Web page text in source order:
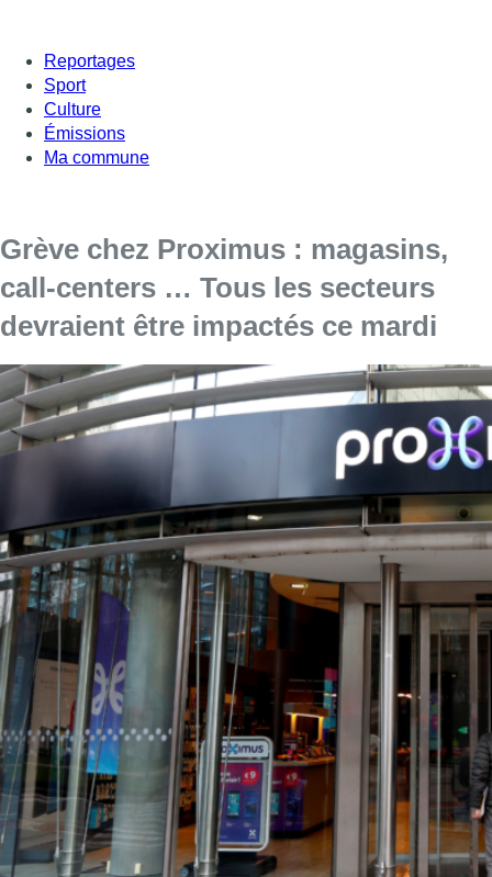
Reportages
Sport
Culture
Émissions
Ma commune
Grève chez Proximus : magasins,
call-centers … Tous les secteurs
devraient être impactés ce mardi